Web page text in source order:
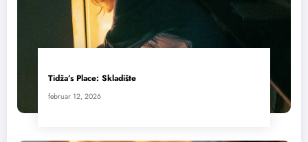
Tidža’s Place: Skladište
februar 12, 2026